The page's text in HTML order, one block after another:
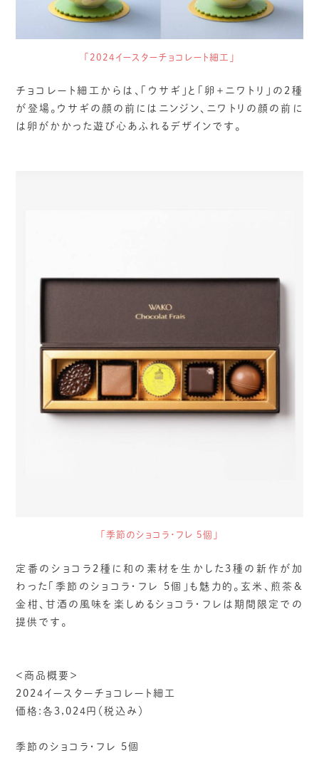
「2024イースターチョコレート細工」
チョコレート細工からは、「ウサギ」と「卵＋ニワトリ」の2種
が登場。ウサギの顔の前にはニンジン、ニワトリの顔の前に
は卵がかかった遊び心あふれるデザインです。
「季節のショコラ・フレ 5個」
定番のショコラ2種に和の素材を生かした3種の新作が加
わった「季節のショコラ・フレ 5個」も魅力的。玄米、煎茶&
金柑、甘酒の風味を楽しめるショコラ・フレは期間限定での
提供です。
＜商品概要＞
2024イースターチョコレート細工
価格:各3,024円（税込み）
季節のショコラ・フレ 5個